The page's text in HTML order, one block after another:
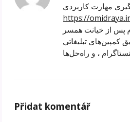
مهارت کاربردی
https://
پس از خیانت همسر
کمپین‌های تبلیغاتی
، و راه‌حل‌ها
Přidat komentář